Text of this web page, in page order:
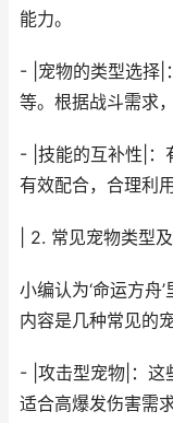
能力。
- |宠物的类型选择|
等。根据战斗需求
- |技能的互补性|：
有效配合，合理利
| 2. 常见宠物类型
小编认为‘命运方舟
内容是几种常见的
- |攻击型宠物|：这
适合高爆发伤害需